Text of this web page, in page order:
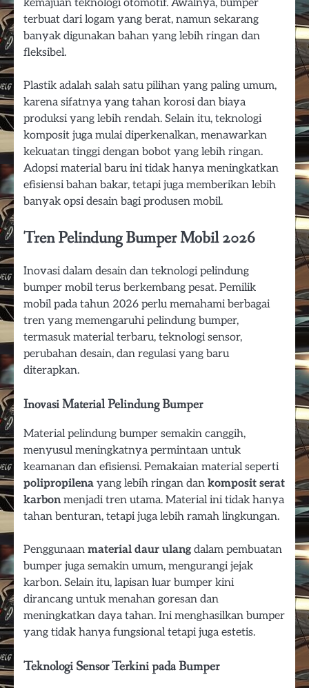
kemajuan teknologi otomotif. Awalnya, bumper
terbuat dari logam yang berat, namun sekarang
banyak digunakan bahan yang lebih ringan dan
fleksibel.
Plastik adalah salah satu pilihan yang paling umum,
karena sifatnya yang tahan korosi dan biaya
produksi yang lebih rendah. Selain itu, teknologi
komposit juga mulai diperkenalkan, menawarkan
kekuatan tinggi dengan bobot yang lebih ringan.
Adopsi material baru ini tidak hanya meningkatkan
efisiensi bahan bakar, tetapi juga memberikan lebih
banyak opsi desain bagi produsen mobil.
Tren Pelindung Bumper Mobil 2026
Inovasi dalam desain dan teknologi pelindung
bumper mobil terus berkembang pesat. Pemilik
mobil pada tahun 2026 perlu memahami berbagai
tren yang memengaruhi pelindung bumper,
termasuk material terbaru, teknologi sensor,
perubahan desain, dan regulasi yang baru
diterapkan.
Inovasi Material Pelindung Bumper
Material pelindung bumper semakin canggih,
menyusul meningkatnya permintaan untuk
keamanan dan efisiensi. Pemakaian material seperti
polipropilena yang lebih ringan dan komposit serat
karbon menjadi tren utama. Material ini tidak hanya
tahan benturan, tetapi juga lebih ramah lingkungan.
Penggunaan material daur ulang dalam pembuatan
bumper juga semakin umum, mengurangi jejak
karbon. Selain itu, lapisan luar bumper kini
dirancang untuk menahan goresan dan
meningkatkan daya tahan. Ini menghasilkan bumper
yang tidak hanya fungsional tetapi juga estetis.
Teknologi Sensor Terkini pada Bumper